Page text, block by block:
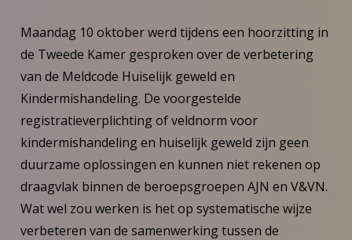
Maandag 10 oktober werd tijdens een hoorzitting in
de Tweede Kamer gesproken over de verbetering
van de Meldcode Huiselijk geweld en
Kindermishandeling. De voorgestelde
registratieverplichting of veldnorm voor
kindermishandeling en huiselijk geweld zijn geen
duurzame oplossingen en kunnen niet rekenen op
draagvlak binnen de beroepsgroepen AJN en V&VN.
Wat wel zou werken is het op systematische wijze
verbeteren van de samenwerking tussen de